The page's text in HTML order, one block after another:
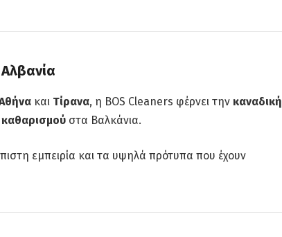
και Τίρανα, η BOS Cleaners φέρνει την καναδική
καθαρισμούστα Βαλκάνια.
εμπειρία και τα υψηλά πρότυπα που έχουν